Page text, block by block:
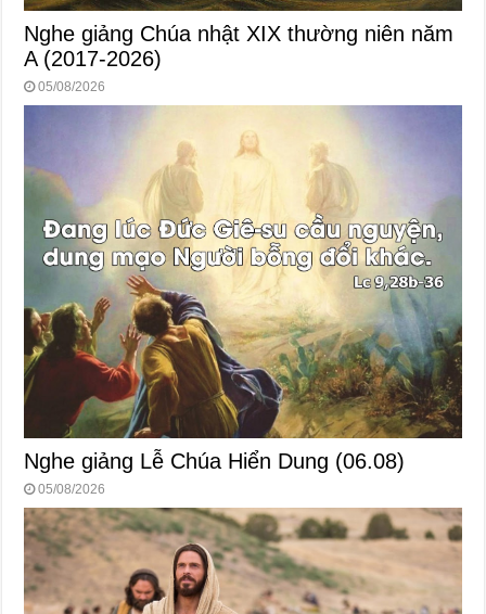
Nghe giảng Chúa nhật XIX thường niên năm
A (2017-2026)
05/08/2026
Nghe giảng Lễ Chúa Hiển Dung (06.08)
05/08/2026